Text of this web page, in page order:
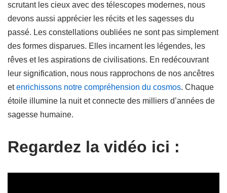
scrutant les cieux avec des télescopes modernes, nous
devons aussi apprécier les récits et les sagesses du
passé. Les constellations oubliées ne sont pas simplement
des formes disparues. Elles incarnent les légendes, les
rêves et les aspirations de civilisations. En redécouvrant
leur signification, nous nous rapprochons de nos ancêtres
etenrichissons notre compréhension du cosmos. Chaque
étoile illumine la nuit et connecte des milliers d’années de
sagesse humaine.
Regardez la vidéo ici :